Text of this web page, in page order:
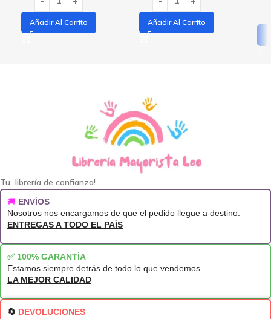
Añadir Al Carrito Añadir Al Carrito
Tu librería de confianza!
🚚 ENVÍOS
Nosotros nos encargamos de que el pedido llegue a destino.
ENTREGAS A TODO EL PAÍS
✅ 100% GARANTÍA
Estamos siempre detrás de todo lo que vendemos
LA MEJOR CALIDAD
🔄 DEVOLUCIONES